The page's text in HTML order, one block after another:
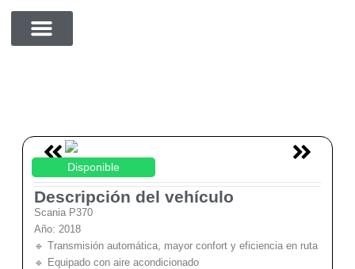
Disponible
Descripción del vehículo
Scania P370
Año: 2018
🔹 Transmisión automática, mayor confort y eficiencia en ruta
🔹 Equipado con aire acondicionado